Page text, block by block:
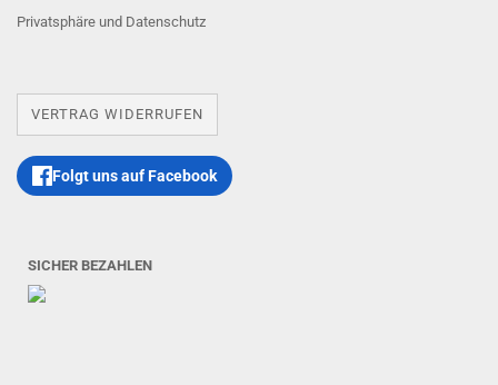
Privatsphäre und Datenschutz
VERTRAG WIDERRUFEN
Folgt uns auf Facebook
SICHER BEZAHLEN